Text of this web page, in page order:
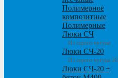
Полимерное
композитные
Полимерные
Люки СЧ
Из серого чугуна
Люки СЧ-20
Из серого чугуна 20
Люки СЧ-20 +